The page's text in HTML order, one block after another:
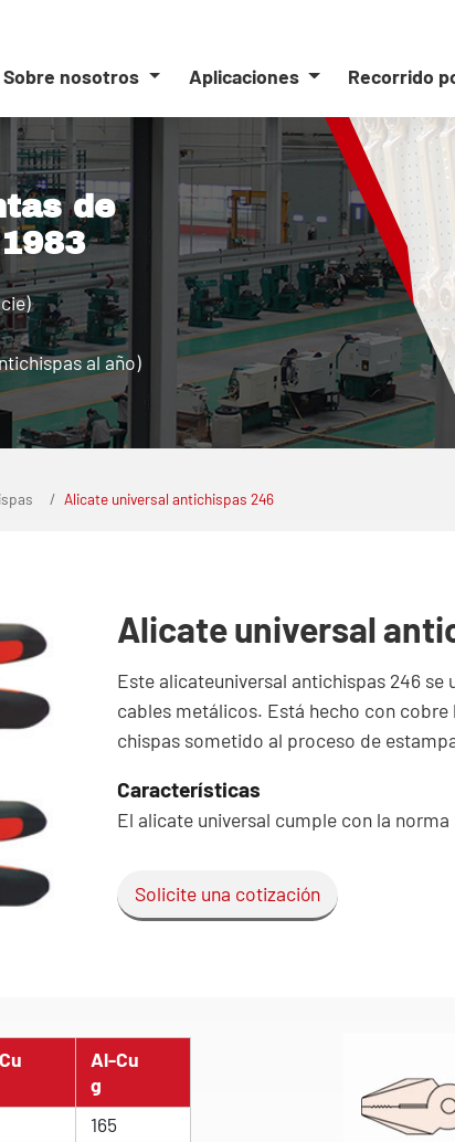
Sobre nosotros Aplicaciones Recorrido
de
al año)
Alicate universal antichispas 246
Alicate universal
Este alicateuniversal antichispas 246
cables metálicos. Está hecho con
chispas sometido al proceso de
Características
El alicate universal cumple con la norma
Solicite una cotización
Al-Cu
g
165